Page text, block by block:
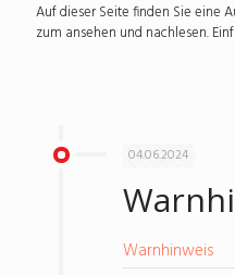
Auf dieser Seite finden Sie eine
zum ansehen und nachlesen.
04.06.2024
Warnhinweis